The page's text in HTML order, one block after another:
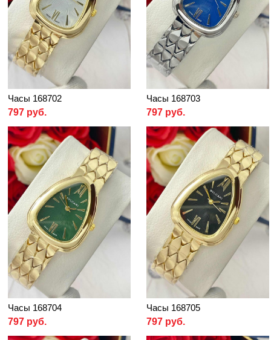
Часы 168702
797 руб.
Часы 168703
797 руб.
Часы 168704
797 руб.
Часы 168705
797 руб.